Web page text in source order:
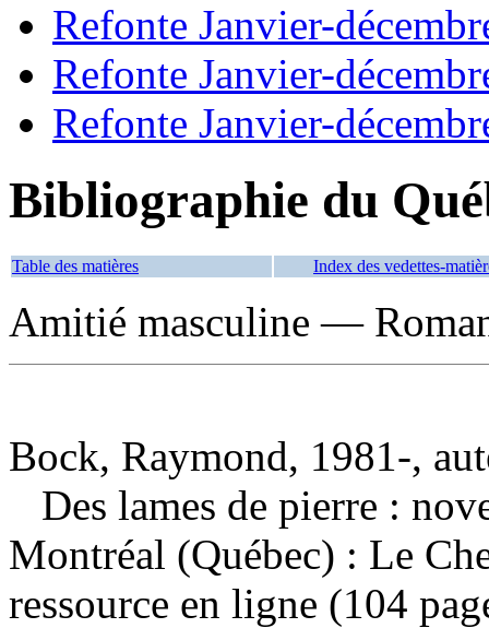
Refonte Janvier-
Refonte Janvier-
Refonte Janvier-
Bibliographie du
Table des matières Index des vedettes-
Amitié masculine —
Bock, Raymond, 1981-,
Des lames de pierre :
Montréal (Québec) : Le
ressource en ligne (104